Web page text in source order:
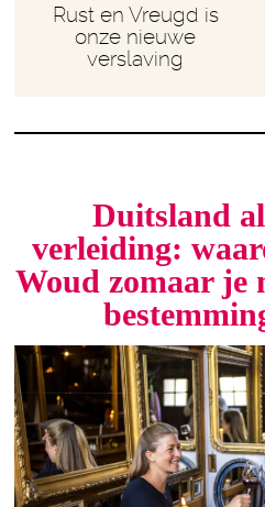
Rust en Vreugd is
onze nieuwe
verslaving
Duitsland
verleiding:
Woud zomaar je